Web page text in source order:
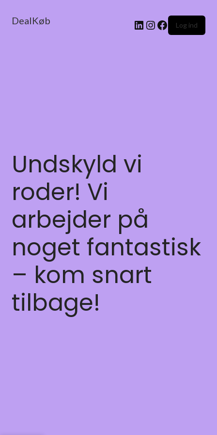
DealKøb Log ind
Undskyld vi
roder! Vi
arbejder på
noget fantastisk
– kom snart
tilbage!